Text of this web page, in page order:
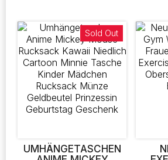
UPPLUNG
Varianten
auf.
Die
Optionen
der
werden
Sold Out
UMHÄNGETASCHEN